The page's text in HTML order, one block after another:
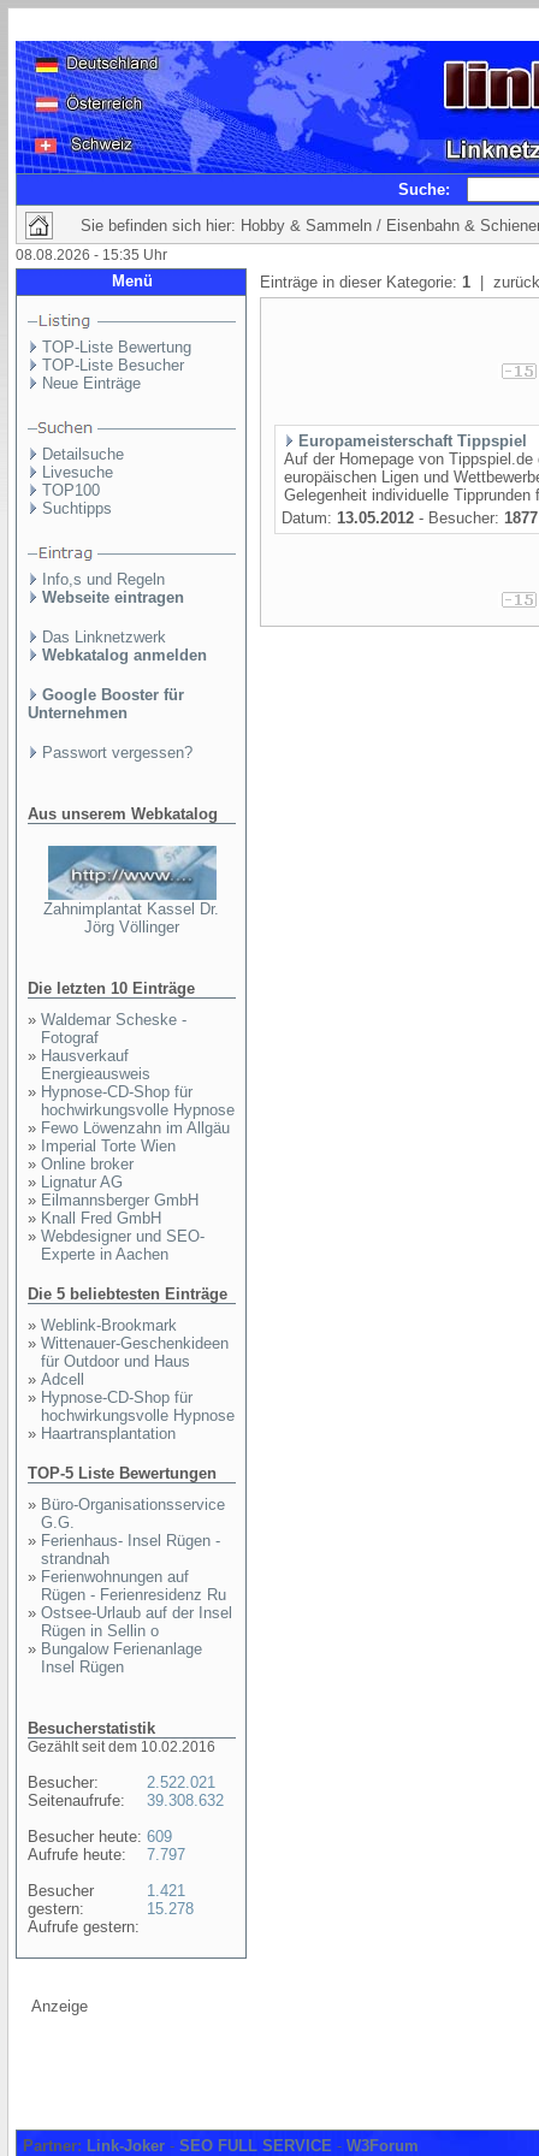
Suche:
Sie befinden sich hier: Hobby & Sammeln / Eisenbahn &
08.08.2026 - 15:35 Uhr
Menü
TOP-Liste Bewertung
TOP-Liste Besucher
Neue Einträge
Detailsuche
Livesuche
TOP100
Suchtipps
Info,s und Regeln
Webseite eintragen
Das Linknetzwerk
Webkatalog anmelden
Google Booster für
Unternehmen
Passwort vergessen?
Aus unserem Webkatalog
Zahnimplantat Kassel Dr.
Jörg Völlinger
Die letzten 10 Einträge
» Waldemar Scheske -
Fotograf
» Hausverkauf
Energieausweis
» Hypnose-CD-Shop für
hochwirkungsvolle Hypnose
» Fewo Löwenzahn im Allgäu
» Imperial Torte Wien
» Online broker
» Lignatur AG
» Eilmannsberger GmbH
» Knall Fred GmbH
» Webdesigner und SEO-
Experte in Aachen
Die 5 beliebtesten Einträge
» Weblink-Brookmark
» Wittenauer-Geschenkideen
für Outdoor und Haus
» Adcell
» Hypnose-CD-Shop für
hochwirkungsvolle Hypnose
» Haartransplantation
TOP-5 Liste Bewertungen
» Büro-Organisationsservice
G.G.
» Ferienhaus- Insel Rügen -
strandnah
» Ferienwohnungen auf
Rügen - Ferienresidenz Ru
» Ostsee-Urlaub auf der Insel
Rügen in Sellin o
» Bungalow Ferienanlage
Insel Rügen
Besucherstatistik
Gezählt seit dem 10.02.2016
Besucher:
Seitenaufrufe:
Besucher heute:
Aufrufe heute:
Besucher
gestern:
Aufrufe gestern:
2.522.021
39.308.632
609
7.797
1.421
15.278
Einträge in dieser Kategorie: 1 |
Europameisterschaft Tippspiel
Auf der Homepage von
europäischen Ligen und
Gelegenheit individuelle
Datum: 13.05.2012 - Besucher: 1877
Anzeige
Partner: Link-Joker - SEO FULL SERVICE - W3Forum